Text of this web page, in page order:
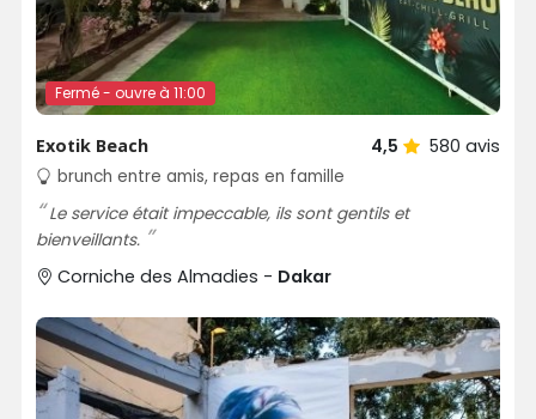
Fermé - ouvre à 11:00
Exotik Beach 4,5 580 avis
brunch entre amis, repas en famille
Le service était impeccable, ils sont gentils et
bienveillants.
Corniche des Almadies - Dakar